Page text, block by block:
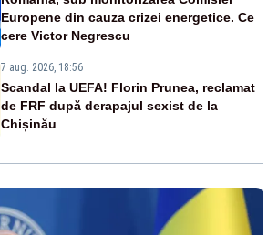
Europene din cauza crizei energetice. Ce
cere Victor Negrescu
7 aug. 2026, 18:56
Scandal la UEFA! Florin Prunea, reclamat
de FRF după derapajul sexist de la
Chișinău